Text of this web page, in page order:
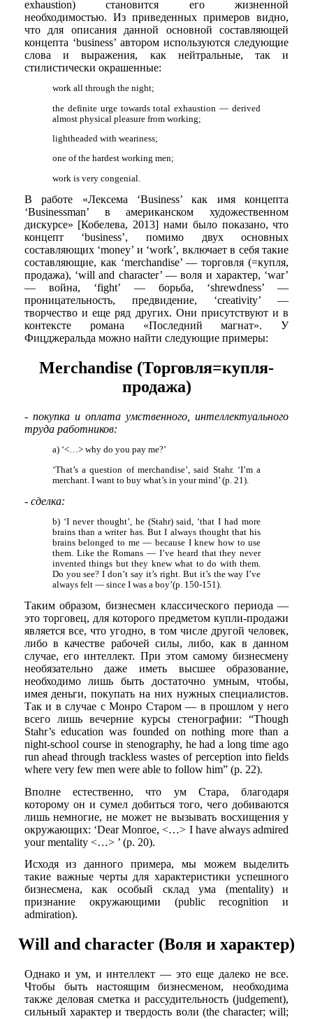
exhaustion) становится его жизненной
необходимостью. Из приведенных примеров видно,
что для описания данной основной составляющей
концепта ‘business’ автором используются следующие
слова и выражения, как нейтральные, так и
стилистически окрашенные:
work all through the night;
the definite urge towards total exhaustion — derived
almost physical pleasure from working;
lightheaded with weariness;
one of the hardest working men;
work is very congenial.
В работе «Лексема ‘Business’ как имя концепта
‘Businessman’ в американском художественном
дискурсе» [Кобелева, 2013] нами было показано, что
концепт ‘business’, помимо двух основных
составляющих ‘money’ и ‘work’, включает в себя такие
составляющие, как ‘merchandise’ — торговля (=купля,
продажа), ‘will and character’ — воля и характер, ‘war’
— война, ‘fight’ — борьба, ‘shrewdness’ —
проницательность, предвидение, ‘creativity’ —
творчество и еще ряд других. Они присутствуют и в
контексте романа «Последний магнат». У
Фицджеральда можно найти следующие примеры:
Merchandise (Торговля=купля-
продажа)
- покупка и оплата умственного, интеллектуального
труда работников:
a) ‘<…> why do you pay me?’
‘That’s a question of merchandise’, said Stahr. ‘I’m a
merchant. I want to buy what’s in your mind’ (p. 21).
- сделка:
b) ‘I never thought’, he (Stahr) said, ‘that I had more
brains than a writer has. But I always thought that his
brains belonged to me — because I knew how to use
them. Like the Romans — I’ve heard that they never
invented things but they knew what to do with them.
Do you see? I don’t say it’s right. But it’s the way I’ve
always felt — since I was a boy’(p. 150-151).
Таким образом, бизнесмен классического периода —
это торговец, для которого предметом купли-продажи
является все, что угодно, в том числе другой человек,
либо в качестве рабочей силы, либо, как в данном
случае, его интеллект. При этом самому бизнесмену
необязательно даже иметь высшее образование,
необходимо лишь быть достаточно умным, чтобы,
имея деньги, покупать на них нужных специалистов.
Так и в случае с Монро Старом — в прошлом у него
всего лишь вечерние курсы стенографии: “Though
Stahr’s education was founded on nothing more than a
night-school course in stenography, he had a long time ago
run ahead through trackless wastes of perception into fields
where very few men were able to follow him” (p. 22).
Вполне естественно, что ум Стара, благодаря
которому он и сумел добиться того, чего добиваются
лишь немногие, не может не вызывать восхищения у
окружающих: ‘Dear Monroe, <…> I have always admired
your mentality <…> ’ (p. 20).
Исходя из данного примера, мы можем выделить
такие важные черты для характеристики успешного
бизнесмена, как особый склад ума (mentality) и
признание окружающими (public recognition и
admiration).
Will and character (Воля и характер)
Однако и ум, и интеллект — это еще далеко не все.
Чтобы быть настоящим бизнесменом, необходима
также деловая сметка и рассудительность (judgement),
сильный характер и твердость воли (the character; will;